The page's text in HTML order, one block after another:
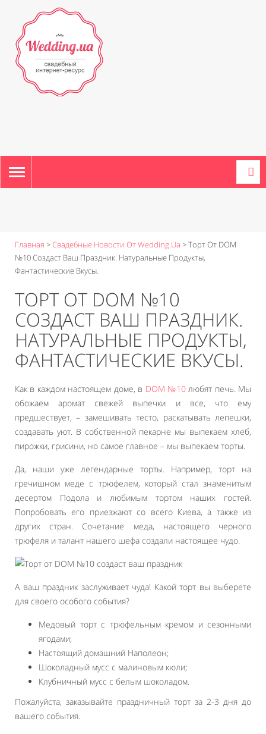
TOGGLE
NAVIGATION
Главная >Свадебные Новости От Wedding.ua >Торт От DOM
№10 Создаст Ваш Праздник. Натуральные Продукты,
Фантастические Вкусы.
ТОРТ ОТ DOM №10
СОЗДАСТ ВАШ ПРАЗДНИК.
НАТУРАЛЬНЫЕ ПРОДУКТЫ,
ФАНТАСТИЧЕСКИЕ ВКУСЫ.
Как в каждом настоящем доме, в DOM №10любят печь. Мы
обожаем аромат свежей выпечки и все, что ему
предшествует, – замешивать тесто, раскатывать лепешки,
создавать уют. В собственной пекарне мы выпекаем хлеб,
пирожки, грисини, но самое главное – мы выпекаем торты.
Да, наши уже легендарные торты. Например, торт на
гречишном меде с трюфелем, который стал знаменитым
десертом Подола и любимым тортом наших гостей.
Попробовать его приезжают со всего Киева, а также из
других стран. Сочетание меда, настоящего черного
трюфеля и талант нашего шефа создали настоящее чудо.
А ваш праздник заслуживает чуда! Какой торт вы выберете
для своего особого события?
Медовый торт с трюфельным кремом и сезонными
ягодами;
Настоящий домашний Наполеон;
Шоколадный мусс с малиновым кюли;
Клубничный мусс с белым шоколадом.
Пожалуйста, заказывайте праздничный торт за 2-3 дня до
вашего события.